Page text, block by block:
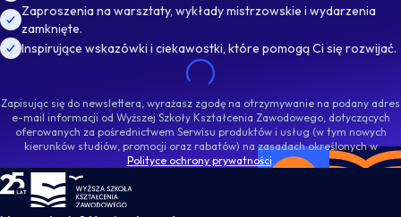
Zaproszenia na warsztaty, wykłady mistrzowskie i wydarzenia
zamknięte.
Inspirujące wskazówki i ciekawostki, które pomogą Ci się rozwijać.
Zapisując się do newslettera, wyrażasz zgodę na otrzymywanie na podany adres
e-mail informacji od Wyższej Szkoły Kształcenia Zawodowego, dotyczących
oferowanych za pośrednictwem Serwisu produktów i usług (w tym nowych
kierunków studiów, promocji oraz rabatów) na zasadach określonych w
Polityce ochrony prywatności.
WSKZ - strona główna